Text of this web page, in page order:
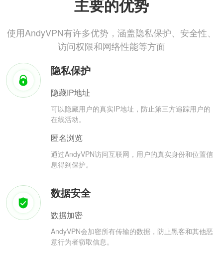
主要的优势
使用AndyVPN有许多优势，涵盖隐私保护、安全性、
访问权限和网络性能等方面
隐私保护
隐藏IP地址
可以隐藏用户的真实IP地址，防止第三方追踪用户的
在线活动。
匿名浏览
通过AndyVPN访问互联网，用户的真实身份和位置信
息得到保护。
数据安全
数据加密
AndyVPN会加密所有传输的数据，防止黑客和其他恶
意行为者窃取信息。